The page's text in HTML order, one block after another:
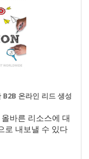
온라인 리드 생성
바른 리소스에 대
로 내보낼 수 있다